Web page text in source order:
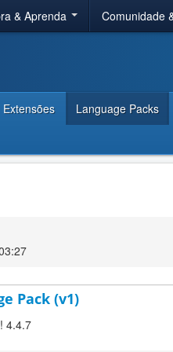
& Aprenda Comunidade
Extensões Language Packs
Pack (v1)
4.4.7